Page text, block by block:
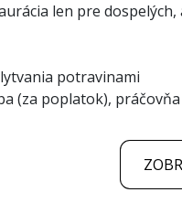
len pre dospelých,
potravinami
(za poplatok),